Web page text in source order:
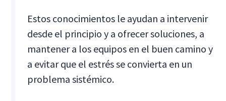
Estos conocimientos le ayudan a intervenir
desde el principio y a ofrecer soluciones, a
mantener a los equipos en el buen camino y
a evitar que el estrés se convierta en un
problema sistémico.